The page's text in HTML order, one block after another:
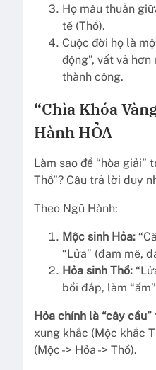
Họ mâu thuẫn
tế (Thổ).
Cuộc đời họ là
động”, vất vả
thành công.
“Chìa Khóa
Hành HỎA
Làm sao để “hòa giải”
Thổ”? Câu trả lời duy
Theo Ngũ Hành:
Mộc sinh Hỏa:
“Lửa” (đam mê,
Hỏa sinh Thổ:
bồi đắp, làm
Hỏa chính là “cây
xung khắc (Mộc khắc
(Mộc -> Hỏa -> Thổ).